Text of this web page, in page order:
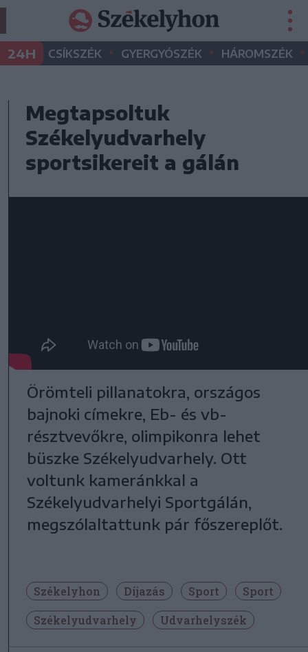
24H CSÍKSZÉK • GYERGYÓSZÉK • HÁROMSZÉK •
Megtapsoltuk
Székelyudvarhely
sportsikereit a gálán
Örömteli pillanatokra, országos
bajnoki címekre, Eb- és vb-
résztvevőkre, olimpikonra lehet
büszke Székelyudvarhely. Ott
voltunk kameránkkal a
Székelyudvarhelyi Sportgálán,
megszólaltattunk pár főszereplőt.
Székelyhon Díjazás Sport
Sport
Székelyudvarhely
Udvarhelyszék